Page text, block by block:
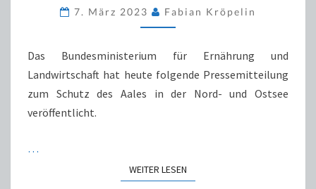
|
AAL
SCHONZEIT
NORD-
UND
7. März 2023 Fabian Kröpelin
Das Bundesministerium für Ernährung und
Landwirtschaft hat heute folgende Pressemitteilung
zum Schutz des Aales in der Nord- und Ostsee
veröffentlicht.
…
WEITER LESEN